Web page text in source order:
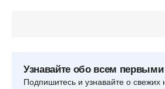
Узнавайте обо всем первыми
Подпишитесь и узнавайте о свежих